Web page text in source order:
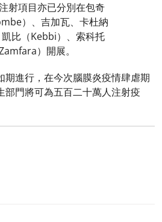
射項目亦已分別在包奇
）、吉加瓦、卡杜納
凱比（Kebbi）、索科托
）開展。
期進行，在今次腦膜炎疫情肆虐期
部門將可為五百二十萬人注射疫